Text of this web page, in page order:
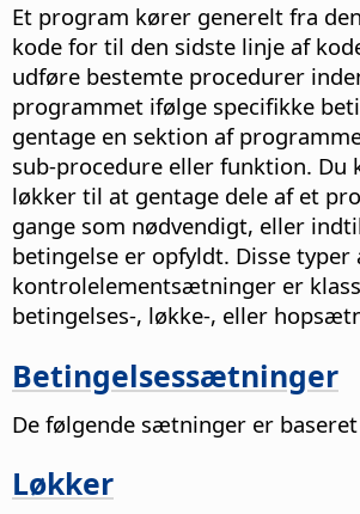
Et program kører generelt fra
kode for til den sidste linje af
udføre bestemte procedurer
programmet ifølge specifikke
gentage en sektion af
sub-procedure eller funktion. Du
løkker til at gentage dele af et
gange som nødvendigt, eller
betingelse er opfyldt. Disse typer
kontrolelementsætninger er
betingelses-, løkke-, eller
Betingelsessætninger
De følgende sætninger er
Løkker